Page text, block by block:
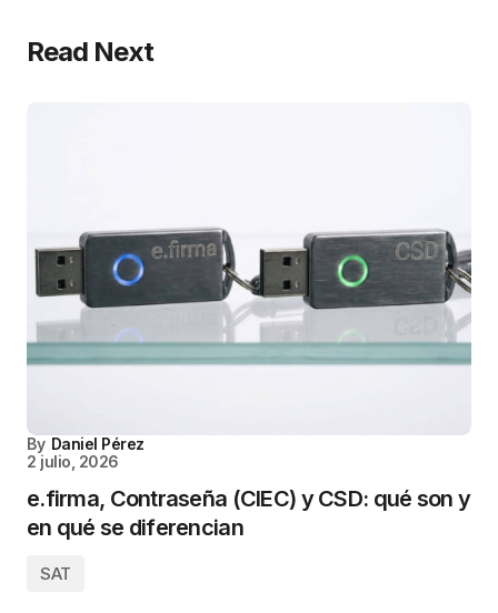
Read Next
By Daniel Pérez
2 julio, 2026
e.firma, Contraseña (CIEC) y CSD: qué son y
en qué se diferencian
SAT